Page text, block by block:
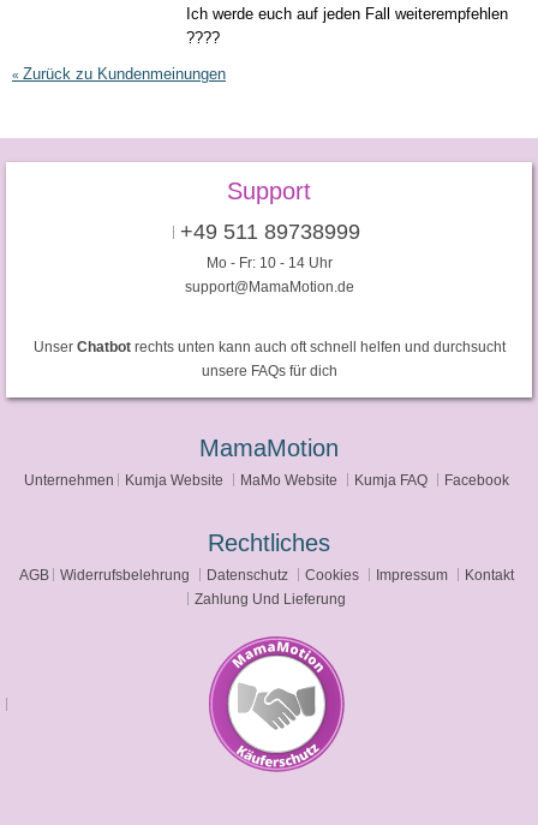
Ich werde euch auf jeden Fall weiterempfehlen
????
« Zurück zu Kundenmeinungen
Support
+49 511 89738999
Mo - Fr: 10 - 14 Uhr
support@MamaMotion.de
Unser Chatbotrechts unten kann auch oft schnell helfen und durchsucht
unsere FAQs für dich
MamaMotion
Unternehmen Kumja Website MaMo Website Kumja FAQ Facebook
Rechtliches
AGB Widerrufsbelehrung Datenschutz Cookies Impressum
Kontakt
Zahlung Und Lieferung